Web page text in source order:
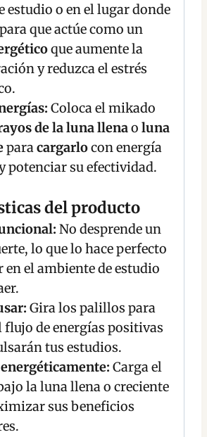
estudio o en el lugar donde
que actúe como un
que aumente la
y reduzca el estrés
Coloca el mikado
de la luna llenao luna
paracargarlocon energía
potenciar su efectividad.
del producto
No desprende un
lo que lo hace perfecto
en el ambiente de estudio
Gira los palillos para
flujo de energías positivas
tus estudios.
Carga el
la luna llena o creciente
sus beneficios